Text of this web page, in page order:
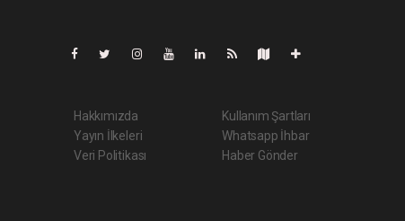
Hakkımızda
Yayın İlkeleri
Veri Politikası
Kullanım Şartları
Whatsapp İhbar
Haber Gönder